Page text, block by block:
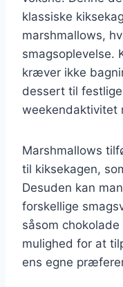
klassiske
marshmallows,
smagsoplevelse.
kræver ikke
dessert til
weekendaktivitet
Marshmallows
til kiksekagen,
Desuden kan
forskellige
såsom
mulighed for at
ens egne